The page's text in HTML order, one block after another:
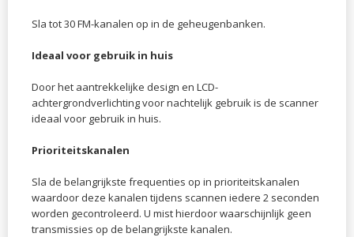
Sla tot 30 FM-kanalen op in de geheugenbanken.
Ideaal voor gebruik in huis
Door het aantrekkelijke design en LCD-
achtergrondverlichting voor nachtelijk gebruik is de scanner
ideaal voor gebruik in huis.
Prioriteitskanalen
Sla de belangrijkste frequenties op in prioriteitskanalen
waardoor deze kanalen tijdens scannen iedere 2 seconden
worden gecontroleerd. U mist hierdoor waarschijnlijk geen
transmissies op de belangrijkste kanalen.